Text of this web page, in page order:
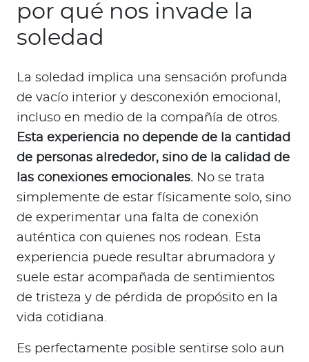
por qué nos invade la
soledad
La soledad implica una sensación profunda
de vacío interior y desconexión emocional,
incluso en medio de la compañía de otros.
Esta experiencia no depende de la cantidad
de personas alrededor, sino de la calidad de
las conexiones emocionales. No se trata
simplemente de estar físicamente solo, sino
de experimentar una falta de conexión
auténtica con quienes nos rodean. Esta
experiencia puede resultar abrumadora y
suele estar acompañada de sentimientos
de tristeza y de pérdida de propósito en la
vida cotidiana.
Es perfectamente posible sentirse solo aun